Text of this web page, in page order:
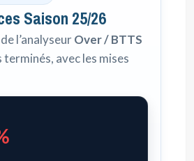
Saison 25/26
l’analyseurOver / BTTS
terminés, avec les mises